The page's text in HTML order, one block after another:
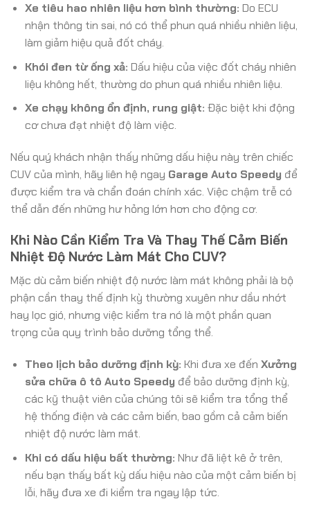
Xe tiêu hao nhiên liệu hơn bình thường: Do ECU
nhận thông tin sai, nó có thể phun quá nhiều nhiên liệu,
làm giảm hiệu quả đốt cháy.
Khói đen từ ống xả: Dấu hiệu của việc đốt cháy nhiên
liệu không hết, thường do phun quá nhiều nhiên liệu.
Xe chạy không ổn định, rung giật: Đặc biệt khi động
cơ chưa đạt nhiệt độ làm việc.
Nếu quý khách nhận thấy những dấu hiệu này trên chiếc
CUV của mình, hãy liên hệ ngay Garage Auto Speedy để
được kiểm tra và chẩn đoán chính xác. Việc chậm trễ có
thể dẫn đến những hư hỏng lớn hơn cho động cơ.
Khi Nào Cần Kiểm Tra Và Thay Thế Cảm Biến
Nhiệt Độ Nước Làm Mát Cho CUV?
Mặc dù cảm biến nhiệt độ nước làm mát không phải là bộ
phận cần thay thế định kỳ thường xuyên như dầu nhớt
hay lọc gió, nhưng việc kiểm tra nó là một phần quan
trọng của quy trình bảo dưỡng tổng thể.
Theo lịch bảo dưỡng định kỳ: Khi đưa xe đến Xưởng
sửa chữa ô tô Auto Speedy để bảo dưỡng định kỳ,
các kỹ thuật viên của chúng tôi sẽ kiểm tra tổng thể
hệ thống điện và các cảm biến, bao gồm cả cảm biến
nhiệt độ nước làm mát.
Khi có dấu hiệu bất thường: Như đã liệt kê ở trên,
nếu bạn thấy bất kỳ dấu hiệu nào của một cảm biến bị
lỗi, hãy đưa xe đi kiểm tra ngay lập tức.